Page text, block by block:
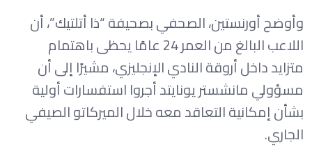
وأوضح أورنستين، الصحفي بصحيفة “ذا أتلتيك”، أن
اللاعب البالغ من العمر 24 عامًا يحظى باهتمام
متزايد داخل أروقة النادي الإنجليزي، مشيرًا إلى أن
مسؤولي مانشستر يونايتد أجروا استفسارات أولية
بشأن إمكانية التعاقد معه خلال الميركاتو الصيفي
الجاري.